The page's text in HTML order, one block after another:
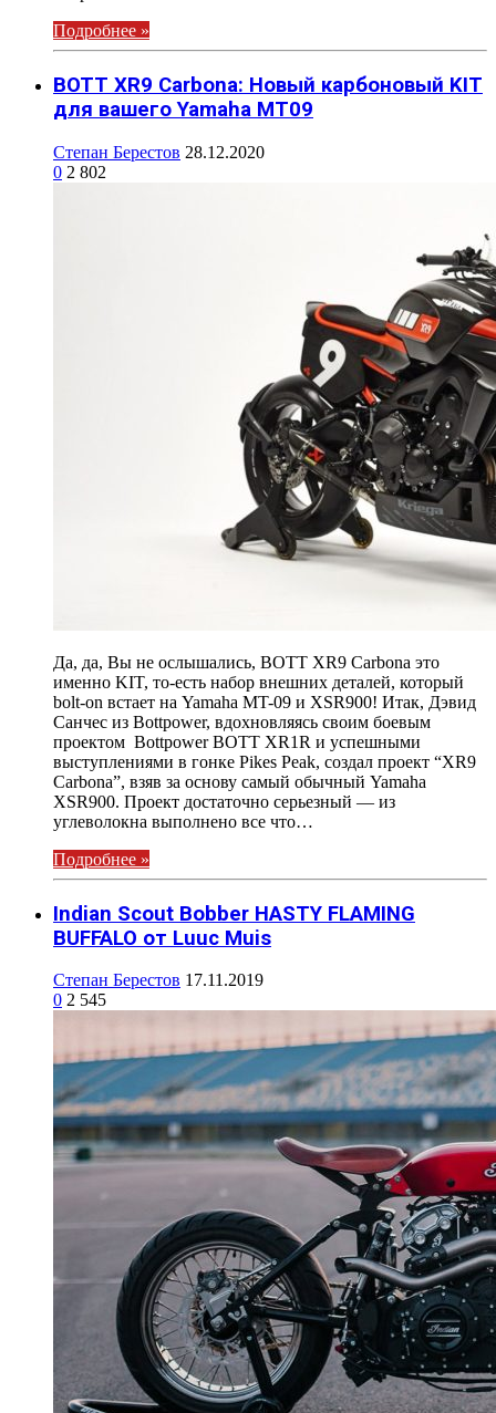
Подробнее »
BOTT XR9 Carbona: Новый карбоновый KIT
для вашего Yamaha MT09
Степан Берестов 28.12.2020
0 2 802
Да, да, Вы не ослышались, BOTT XR9 Carbona это
именно KIT, то-есть набор внешних деталей, который
bolt-on встает на Yamaha MT-09 и XSR900! Итак, Дэвид
Санчес из Bottpower, вдохновляясь своим боевым
проектом Bottpower BOTT XR1R и успешными
выступлениями в гонке Pikes Peak, создал проект “XR9
Carbona”, взяв за основу самый обычный Yamaha
XSR900. Проект достаточно серьезный — из
углеволокна выполнено все что…
Подробнее »
Indian Scout Bobber HASTY FLAMING
BUFFALO от Luuc Muis
Степан Берестов 17.11.2019
0 2 545